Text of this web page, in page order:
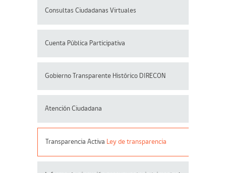
Consultas Ciudadanas Virtuales
Cuenta Pública Participativa
Gobierno Transparente Histórico DIRECON
Atención Ciudadana
Transparencia Activa Ley de transparencia